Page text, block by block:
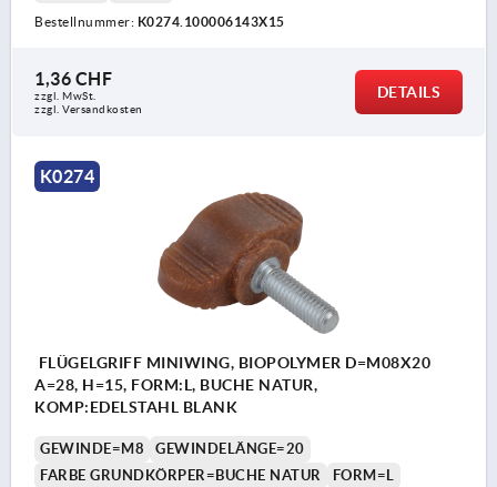
Bestellnummer: K0274.100006143X15
1,36 CHF
zzgl. MwSt.
zzgl. Versandkosten
DETAILS
K0274
FLÜGELGRIFF MINIWING, BIOPOLYMER D=M08X20
A=28, H=15, FORM:L, BUCHE NATUR,
KOMP:EDELSTAHL BLANK
GEWINDE=M8
GEWINDELÄNGE=20
FARBE GRUNDKÖRPER=BUCHE NATUR
FORM=L